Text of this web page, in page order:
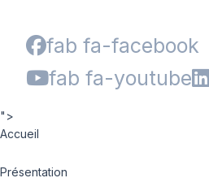
fab fa-facebook
fab fa-youtube
">
Accueil
Présentation